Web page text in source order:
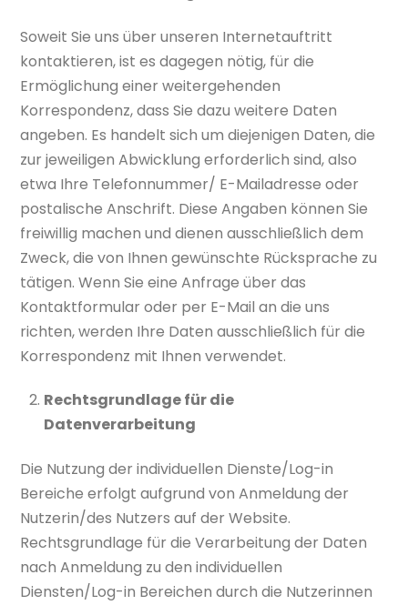
Soweit Sie uns über unseren Internetauftritt
kontaktieren, ist es dagegen nötig, für die
Ermöglichung einer weitergehenden
Korrespondenz, dass Sie dazu weitere Daten
angeben. Es handelt sich um diejenigen Daten, die
zur jeweiligen Abwicklung erforderlich sind, also
etwa Ihre Telefonnummer/ E-Mailadresse oder
postalische Anschrift. Diese Angaben können Sie
freiwillig machen und dienen ausschließlich dem
Zweck, die von Ihnen gewünschte Rücksprache zu
tätigen. Wenn Sie eine Anfrage über das
Kontaktformular oder per E-Mail an die uns
richten, werden Ihre Daten ausschließlich für die
Korrespondenz mit Ihnen verwendet.
Rechtsgrundlage für die
Datenverarbeitung
Die Nutzung der individuellen Dienste/Log-in
Bereiche erfolgt aufgrund von Anmeldung der
Nutzerin/des Nutzers auf der Website.
Rechtsgrundlage für die Verarbeitung der Daten
nach Anmeldung zu den individuellen
Diensten/Log-in Bereichen durch die Nutzerinnen